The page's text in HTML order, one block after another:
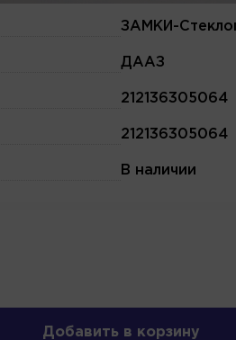
ЗАМКИ-
ДААЗ
212136305064
212136305064
В наличии
Добавить в корзину